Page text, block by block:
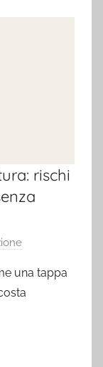
rischi
una tappa